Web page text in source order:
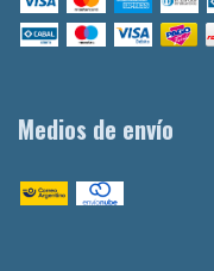
Medios de envío